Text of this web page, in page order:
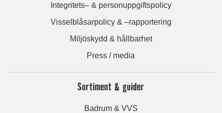
Integritets– & personuppgiftspolicy
Visselblåsarpolicy & –rapportering
Miljöskydd & hållbarhet
Press / media
Sortiment & guider
Badrum & VVS